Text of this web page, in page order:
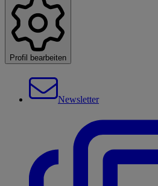
Profil bearbeiten
Newsletter